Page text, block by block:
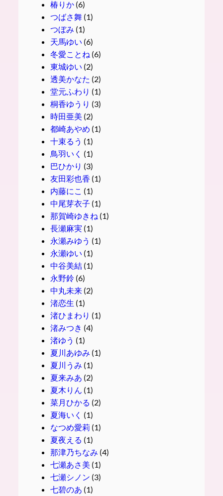
椿りか(6)
つばさ舞(1)
つぼみ (1)
天馬ゆい (6)
冬愛ことね (6)
東城ゆい (2)
透美かなた (2)
堂元ふわり (1)
桐香ゆうり (3)
時田亜美 (2)
都崎あやめ (1)
十束るう (1)
鳥羽いく (1)
巴ひかり (3)
友田彩也香 (1)
内藤にこ (1)
中尾芽衣子 (1)
那賀崎ゆきね (1)
長瀬麻実 (1)
永瀬みゆう (1)
永瀬ゆい (1)
中谷美結(1)
永野鈴(6)
中丸未来(2)
渚恋生 (1)
渚ひまわり (1)
渚みつき (4)
渚ゆう (1)
夏川あゆみ (1)
夏川うみ (1)
夏来みあ (2)
夏木りん (1)
菜月ひかる (2)
夏海いく (1)
なつめ愛莉 (1)
夏夜える (1)
那津乃ちなみ (4)
七瀬あさ美 (1)
七瀬シノン (3)
七碧のあ (1)